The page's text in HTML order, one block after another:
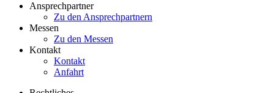
Ansprechpartner
Zu den Ansprechpartnern
Messen
Zu den Messen
Kontakt
Kontakt
Anfahrt